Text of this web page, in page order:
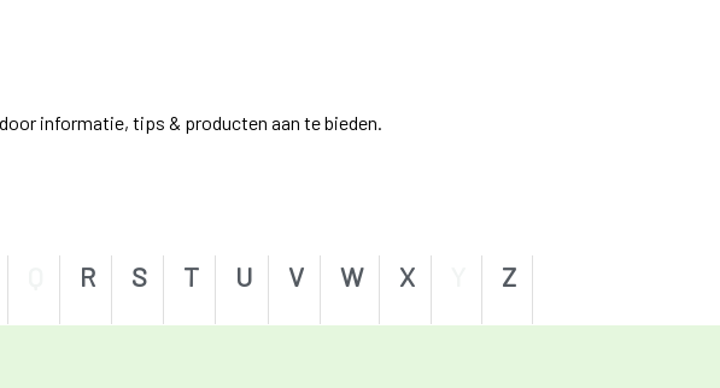
informatie, tips & producten aan te bieden.
R S T U V W X Z